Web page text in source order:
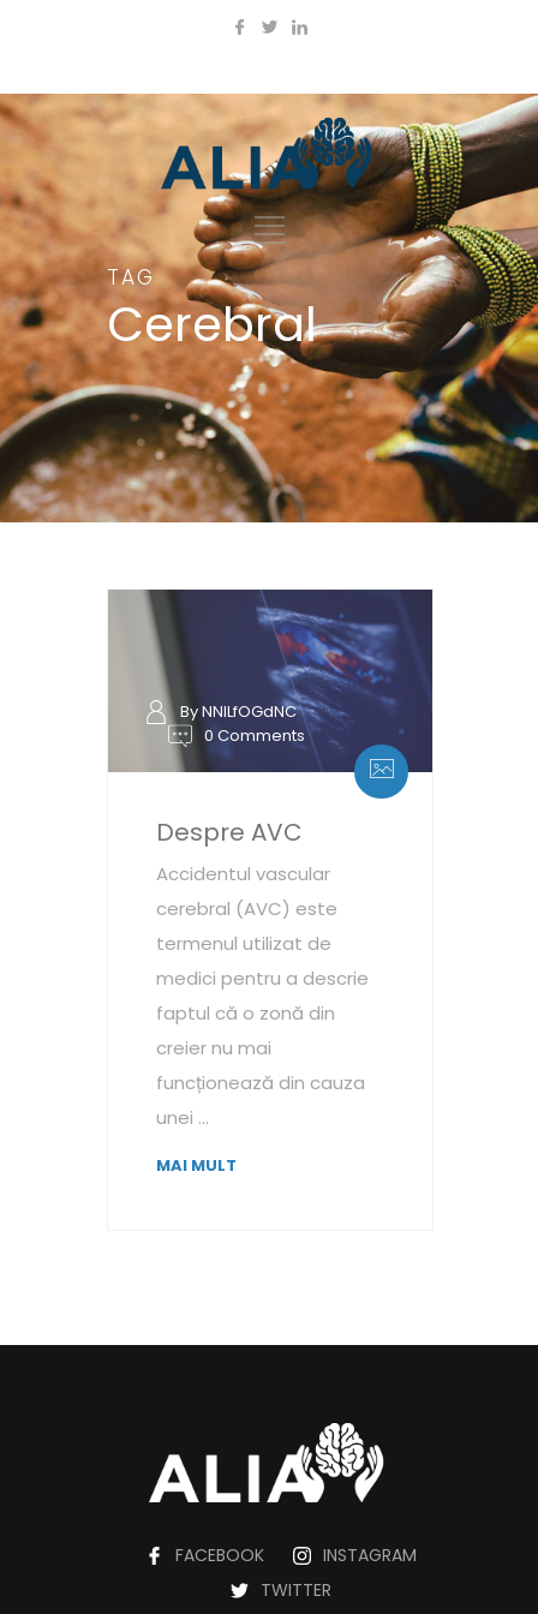
TAG
Cerebral
By NNILfOGdNC
0 Comments
Despre AVC
Accidentul vascular
cerebral (AVC) este
termenul utilizat de
medici pentru a descrie
faptul că o zonă din
creier nu mai
funcționează din cauza
unei ...
MAI MULT
FACEBOOK
INSTAGRAM
TWITTER